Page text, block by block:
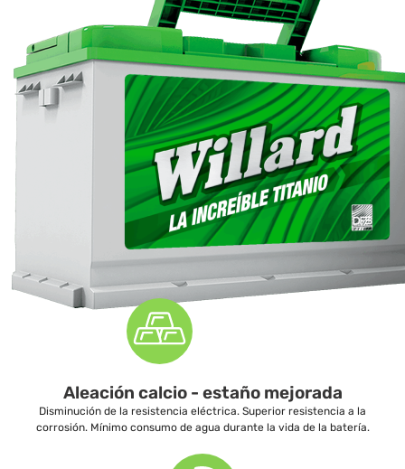
Aleación calcio - estaño mejorada
Disminución de la resistencia eléctrica. Superior resistencia a la
corrosión. Mínimo consumo de agua durante la vida de la batería.